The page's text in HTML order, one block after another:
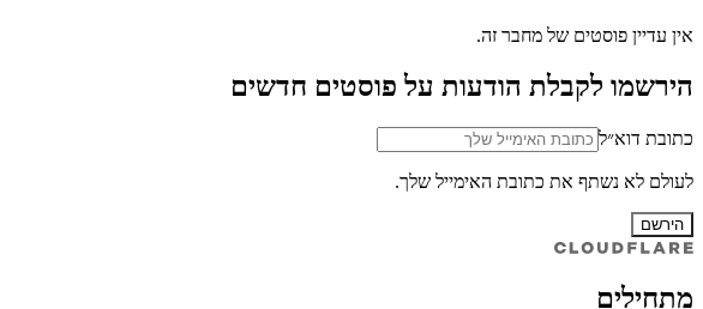
אין עדיין פוסטים של מחבר זה.
הירשמו לקבלת הודעות על פוסטים חדשים
כתובת דוא״ל
לעולם לא נשתף את כתובת האימייל שלך.
הירשם
מתחילים